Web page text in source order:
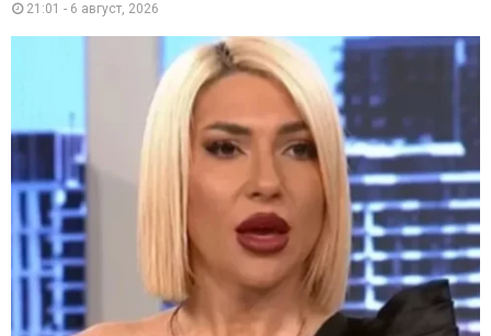
21:01 - 6 август, 2026